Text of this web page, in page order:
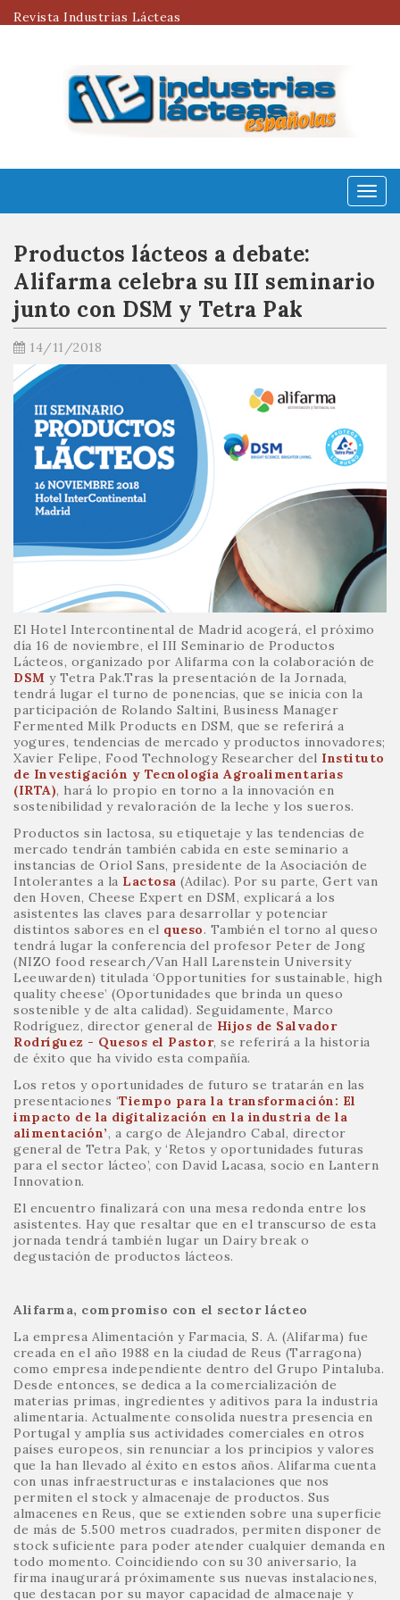
Revista Industrias Lácteas
Menú
Productos lácteos a debate:
Alifarma celebra su III seminario
junto con DSM y Tetra Pak
14/11/2018
El Hotel Intercontinental de Madrid acogerá, el próximo
día 16 de noviembre, el III Seminario de Productos
Lácteos, organizado por Alifarma con la colaboración de
DSM y Tetra Pak.Tras la presentación de la Jornada,
tendrá lugar el turno de ponencias, que se inicia con la
participación de Rolando Saltini, Business Manager
Fermented Milk Products en DSM, que se referirá a
yogures, tendencias de mercado y productos innovadores;
Xavier Felipe, Food Technology Researcher del Instituto
de Investigación y Tecnología Agroalimentarias
(IRTA), hará lo propio en torno a la innovación en
sostenibilidad y revaloración de la leche y los sueros.
Productos sin lactosa, su etiquetaje y las tendencias de
mercado tendrán también cabida en este seminario a
instancias de Oriol Sans, presidente de la Asociación de
Intolerantes a la Lactosa (Adilac). Por su parte, Gert van
den Hoven, Cheese Expert en DSM, explicará a los
asistentes las claves para desarrollar y potenciar
distintos sabores en el queso. También el torno al queso
tendrá lugar la conferencia del profesor Peter de Jong
(NIZO food research/Van Hall Larenstein University
Leeuwarden) titulada ‘Opportunities for sustainable, high
quality cheese’ (Oportunidades que brinda un queso
sostenible y de alta calidad). Seguidamente, Marco
Rodríguez, director general de Hijos de Salvador
Rodríguez - Quesos el Pastor, se referirá a la historia
de éxito que ha vivido esta compañía.
Los retos y oportunidades de futuro se tratarán en las
presentaciones ‘Tiempo para la transformación: El
impacto de la digitalización en la industria de la
alimentación’, a cargo de Alejandro Cabal, director
general de Tetra Pak, y ‘Retos y oportunidades futuras
para el sector lácteo’, con David Lacasa, socio en Lantern
Innovation.
El encuentro finalizará con una mesa redonda entre los
asistentes. Hay que resaltar que en el transcurso de esta
jornada tendrá también lugar un Dairy break o
degustación de productos lácteos.
Alifarma, compromiso con el sector lácteo
La empresa Alimentación y Farmacia, S. A. (Alifarma) fue
creada en el año 1988 en la ciudad de Reus (Tarragona)
como empresa independiente dentro del Grupo Pintaluba.
Desde entonces, se dedica a la comercialización de
materias primas, ingredientes y aditivos para la industria
alimentaria. Actualmente consolida nuestra presencia en
Portugal y amplía sus actividades comerciales en otros
países europeos, sin renunciar a los principios y valores
que la han llevado al éxito en estos años. Alifarma cuenta
con unas infraestructuras e instalaciones que nos
permiten el stock y almacenaje de productos. Sus
almacenes en Reus, que se extienden sobre una superficie
de más de 5.500 metros cuadrados, permiten disponer de
stock suficiente para poder atender cualquier demanda en
todo momento. Coincidiendo con su 30 aniversario, la
firma inaugurará próximamente sus nuevas instalaciones,
que destacan por su mayor capacidad de almacenaje y